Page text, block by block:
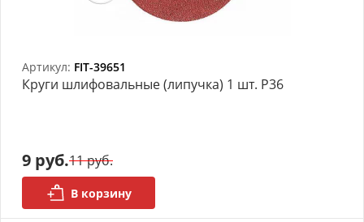
Артикул: FIT-39651
Круги шлифовальные (липучка) 1 шт. Р36
9 руб.11 руб.
В корзину